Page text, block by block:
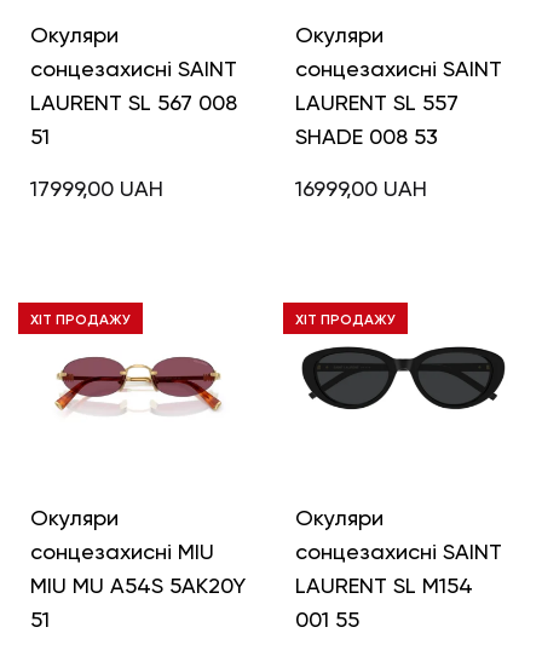
Окуляри
сонцезахисні SAINT
LAURENT SL 567 008
51
17999,00 UAH
Окуляри
сонцезахисні SAINT
LAURENT SL 557
SHADE 008 53
16999,00 UAH
ХІТ ПРОДАЖУ
Окуляри
сонцезахисні MIU
MIU MU A54S 5AK20Y
51
ХІТ ПРОДАЖУ
Окуляри
сонцезахисні SAINT
LAURENT SL M154
001 55